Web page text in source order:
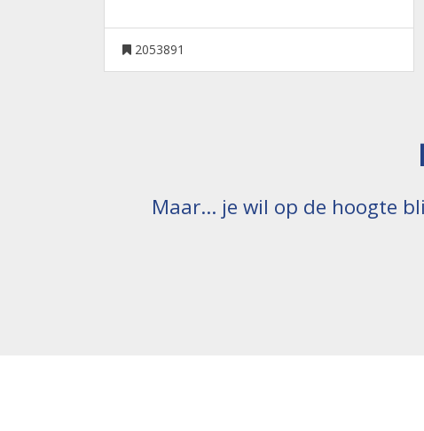
2053891
Maar... je wil op de hoogte